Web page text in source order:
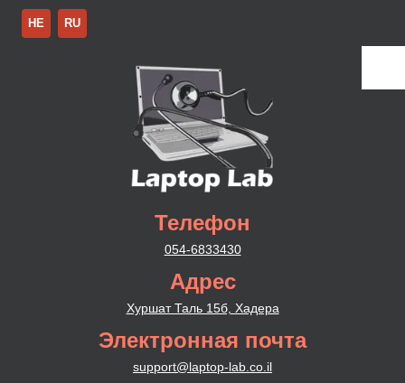
HE RU
Телефон
054-6833430
Адрес
Хуршат Таль 15б, Хадера
Электронная почта
support@laptop-lab.co.il